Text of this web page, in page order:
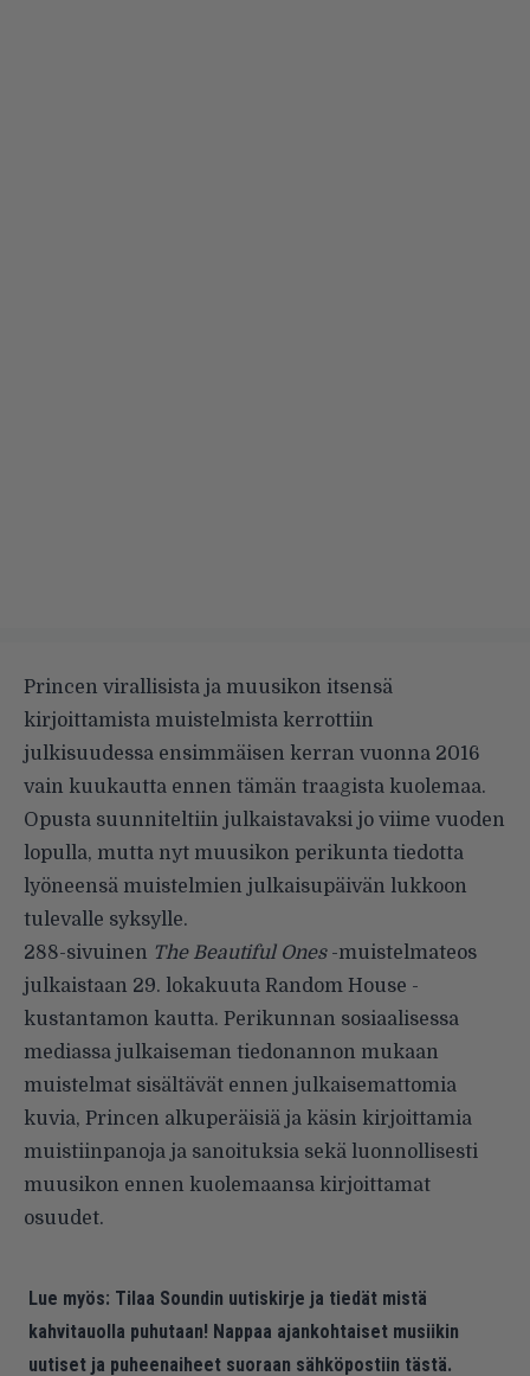
Princen virallisista ja muusikon itsensä
kirjoittamista muistelmista kerrottiin
julkisuudessa ensimmäisen kerran vuonna 2016
vain kuukautta ennen tämän traagista kuolemaa.
Opusta suunniteltiin julkaistavaksi jo viime vuoden
lopulla, mutta nyt muusikon perikunta tiedotta
lyöneensä muistelmien julkaisupäivän lukkoon
tulevalle syksylle.
288-sivuinen The Beautiful Ones-muistelmateos
julkaistaan 29. lokakuuta Random House -
kustantamon kautta. Perikunnan sosiaalisessa
mediassa julkaiseman tiedonannon mukaan
muistelmat sisältävät ennen julkaisemattomia
kuvia, Princen alkuperäisiä ja käsin kirjoittamia
muistiinpanoja ja sanoituksia sekä luonnollisesti
muusikon ennen kuolemaansa kirjoittamat
osuudet.
Lue myös: Tilaa Soundin uutiskirje ja tiedät mistä
kahvitauolla puhutaan! Nappaa ajankohtaiset musiikin
uutiset ja puheenaiheet suoraan sähköpostiin tästä.